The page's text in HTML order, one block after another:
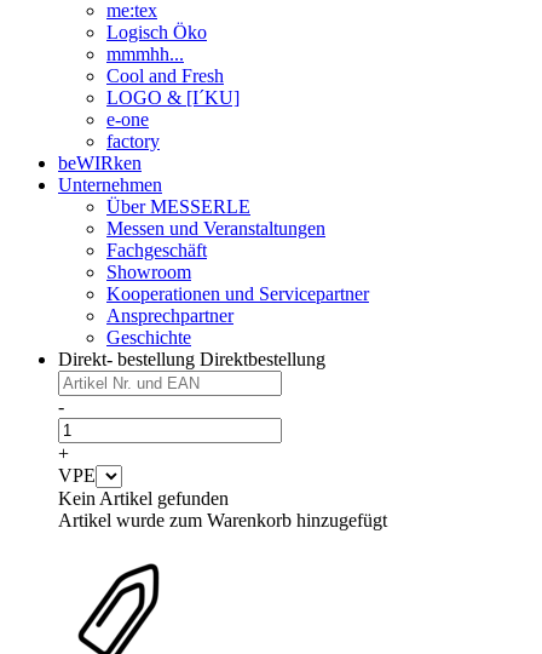
me:tex
Logisch Öko
mmmhh...
Cool and Fresh
LOGO & [I´KU]
e-one
factory
beWIRken
Unternehmen
Über MESSERLE
Messen und Veranstaltungen
Fachgeschäft
Showroom
Kooperationen und Servicepartner
Ansprechpartner
Geschichte
Direkt- bestellung Direktbestellung
-
+
VPE
Kein Artikel gefunden
Artikel wurde zum Warenkorb hinzugefügt